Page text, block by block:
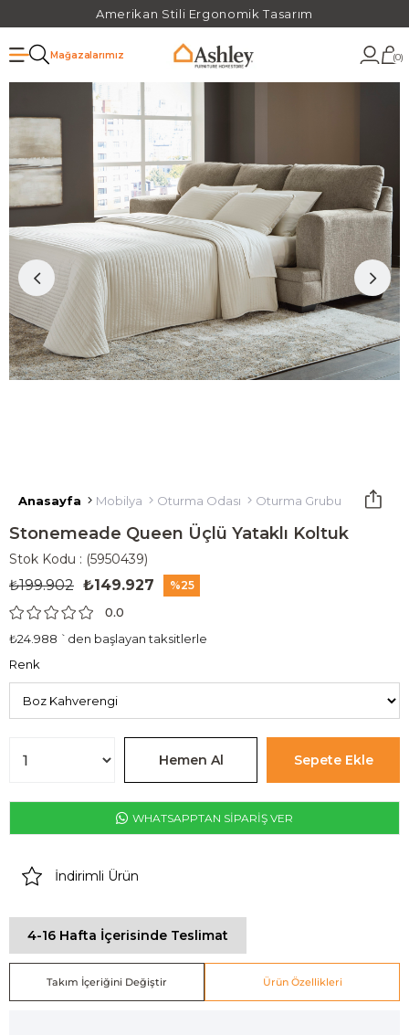
Amerikan Stili Ergonomik Tasarım
Mağazalarımız 0
Anasayfa Mobilya Oturma Odası Oturma Grubu Yataklı
Stonemeade Queen Üçlü Yataklı Koltuk
Stok Kodu (5950439)
₺199.902 ₺149.927 25
0.0
₺24.988 `den başlayan taksitlerle
Renk
WHATSAPPTAN SİPARİŞ VER
İndirimli Ürün
4-16 Hafta İçerisinde Teslimat
Takım İçeriğini Değiştir Ürün Özellikleri